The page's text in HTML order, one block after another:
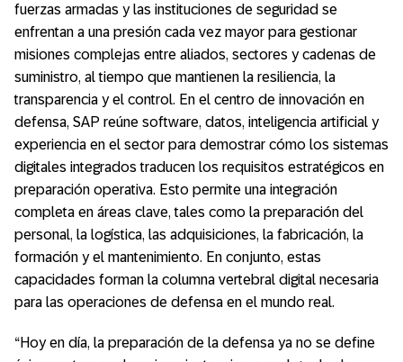
fuerzas armadas y las instituciones de seguridad se
enfrentan a una presión cada vez mayor para gestionar
misiones complejas entre aliados, sectores y cadenas de
suministro, al tiempo que mantienen la resiliencia, la
transparencia y el control. En el centro de innovación en
defensa, SAP reúne software, datos, inteligencia artificial y
experiencia en el sector para demostrar cómo los sistemas
digitales integrados traducen los requisitos estratégicos en
preparación operativa. Esto permite una integración
completa en áreas clave, tales como la preparación del
personal, la logística, las adquisiciones, la fabricación, la
formación y el mantenimiento. En conjunto, estas
capacidades forman la columna vertebral digital necesaria
para las operaciones de defensa en el mundo real.
“Hoy en día, la preparación de la defensa ya no se define